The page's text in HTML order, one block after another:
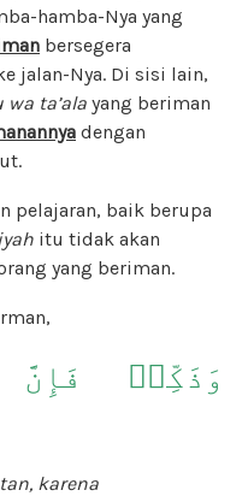
hamba-Nya yang
bersegera
jalan-Nya. Di sisi lain,
ta’ala yang beriman
dengan
pelajaran, baik berupa
itu tidak akan
yang beriman.
وَذَكِّرۡ فَإِنَّ
karena